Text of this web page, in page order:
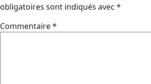
obligatoires sont indiqués avec *
Commentaire*